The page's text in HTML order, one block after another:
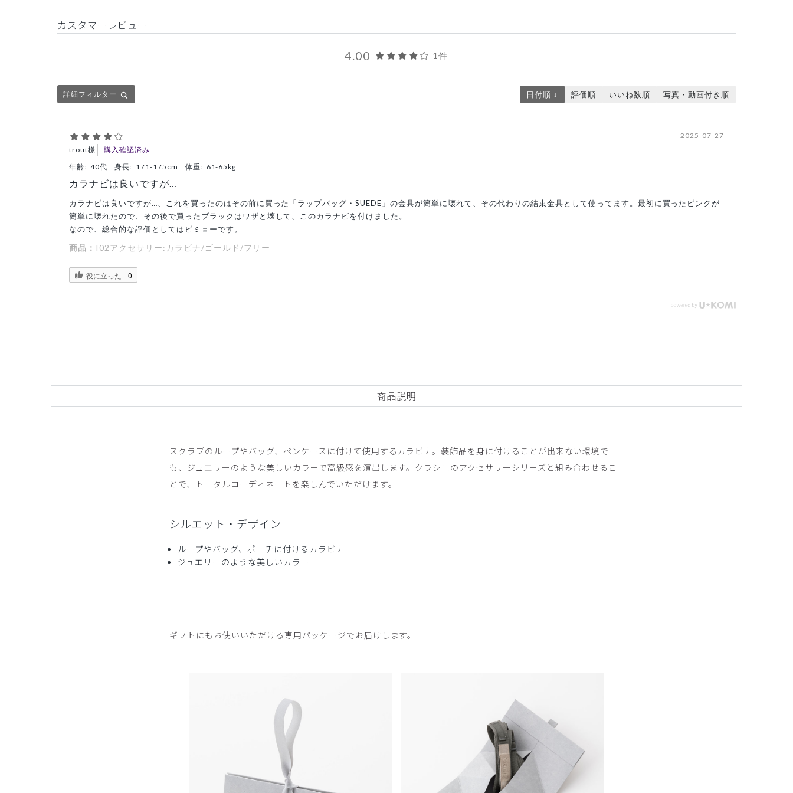
カスタマーレビュー
4.00 1件
詳細フィルター 日付順 ↓ 評価順 いいね数順 写真・動画付き順
trout様 購入確認済み
2025-07-27
年齢: 40代 身長: 171-175cm 体重: 61-65kg
カラナビは良いですが…
カラナビは良いですが…、これを買ったのはその前に買った「ラップバッグ・SUEDE」の金具が簡単に壊れて、その代わりの結束金具として使ってます。最初に買ったピンクが
簡単に壊れたので、その後で買ったブラックはワザと壊して、このカラナビを付けました。
なので、総合的な評価としてはビミョーです。
商品： I02アクセサリー:カラビナ/ゴールド/フリー
役に立った 0
商品説明
スクラブのループやバッグ、ペンケースに付けて使用するカラビナ。装飾品を身に付けることが出来ない環境で
も、ジュエリーのような美しいカラーで高級感を演出します。クラシコのアクセサリーシリーズと組み合わせるこ
とで、トータルコーディネートを楽しんでいただけます。
シルエット・デザイン
ループやバッグ、ポーチに付けるカラビナ
ジュエリーのような美しいカラー
ギフトにもお使いいただける専用パッケージでお届けします。